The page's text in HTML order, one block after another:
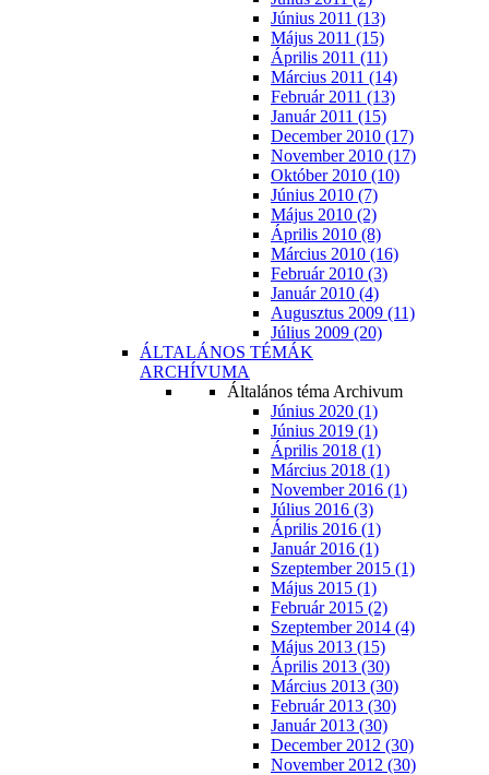
Június 2011 (13)
Május 2011 (15)
Április 2011 (11)
Március 2011 (14)
Február 2011 (13)
Január 2011 (15)
December 2010 (17)
November 2010 (17)
Október 2010 (10)
Június 2010 (7)
Május 2010 (2)
Április 2010 (8)
Március 2010 (16)
Február 2010 (3)
Január 2010 (4)
Augusztus 2009 (11)
Július 2009 (20)
ÁLTALÁNOS TÉMÁK
ARCHÍVUMA
Általános téma Archivum
Június 2020 (1)
Június 2019 (1)
Április 2018 (1)
Március 2018 (1)
November 2016 (1)
Július 2016 (3)
Április 2016 (1)
Január 2016 (1)
Szeptember 2015 (1)
Május 2015 (1)
Február 2015 (2)
Szeptember 2014 (4)
Május 2013 (15)
Április 2013 (30)
Március 2013 (30)
Február 2013 (30)
Január 2013 (30)
December 2012 (30)
November 2012 (30)